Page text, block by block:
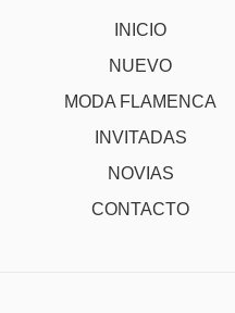
INICIO
NUEVO
MODA FLAMENCA
INVITADAS
NOVIAS
CONTACTO